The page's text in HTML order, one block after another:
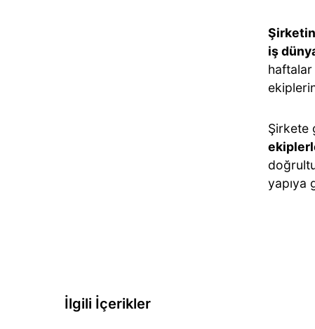
iş
Şirkete
yapıya
İlgili İçerikler